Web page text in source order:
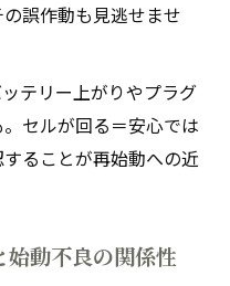
バイクで見逃しやす
誤作動も見逃せませ
テリー上がりやプラグ
セルが回る＝安心では
ることが再始動への近
動不良の関係性